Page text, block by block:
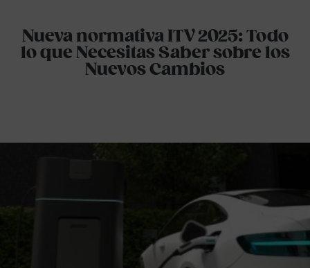
Nueva normativa ITV 2025: Todo
lo que Necesitas Saber sobre los
Nuevos Cambios